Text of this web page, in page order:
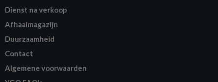
Dienst na verkoop
Afhaalmagazijn
Duurzaamheid
Contact
Algemene voorwaarden